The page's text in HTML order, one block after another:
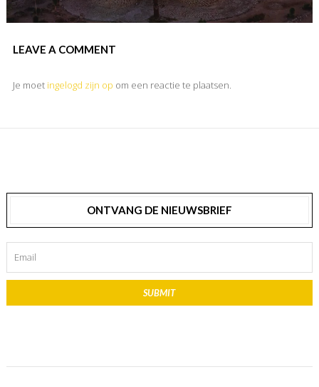
LEAVE A COMMENT
Je moet ingelogd zijn op om een reactie te plaatsen.
ONTVANG DE NIEUWSBRIEF
SUBMIT